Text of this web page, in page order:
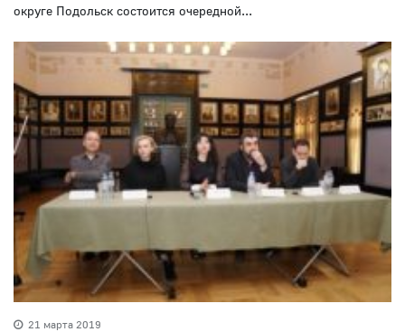
округе Подольск состоится очередной...
21 марта 2019